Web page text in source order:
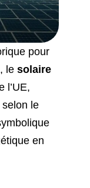
pour
lesolaire
l’UE,
le
en